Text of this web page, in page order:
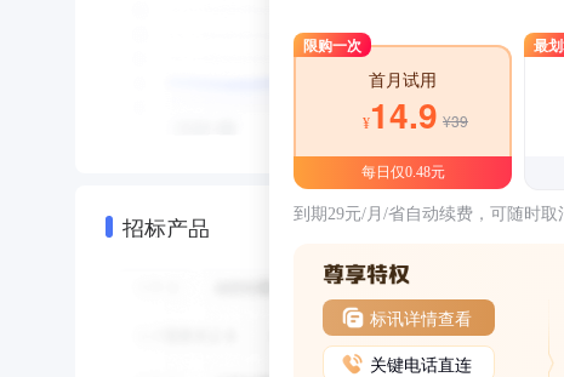
招标产品
限购一次
首月试用
¥14.9 ¥39
每日仅0.48元
最
到期29元/月/省自动续费，可随时取
标讯详情查看
关键电话直连